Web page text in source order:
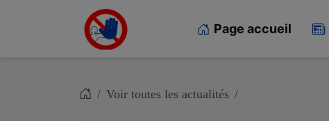
Page accueil
Voir toutes les actualités